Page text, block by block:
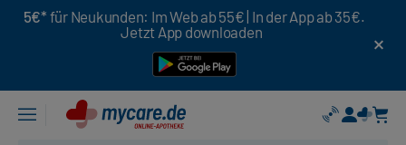
5€* für Neukunden: Im Web ab 55€ | In der App ab 35€.
Jetzt App downloaden